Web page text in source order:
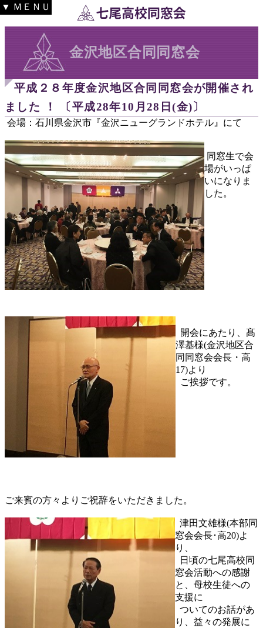
▼ ＭＥＮＵ
金沢地区合同同窓会
平成２８年度金沢地区合同同窓会が開催され
ました ！ 〔平成28年10月28日(金)〕
会場：石川県金沢市『金沢ニューグランドホテル』にて
同窓生で会
場がいっぱ
いになりま
した。
開会にあたり、髙
澤基様(金沢地区合
同同窓会会長・高
17)より
ご挨拶です。
ご来賓の方々よりご祝辞をいただきました。
津田文雄様(本部同
窓会会長･高20)よ
り、
日頃の七尾高校同
窓会活動への感謝
と、母校生徒への
支援に
ついてのお話があ
り、益々の発展に